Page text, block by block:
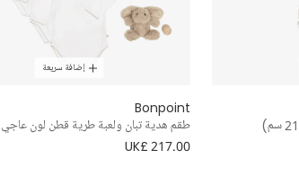
إضافة سريعة
Bonpoint
طقم هدية تبان ولعبة طرية قطن لون عاجي
UK£ 217.00